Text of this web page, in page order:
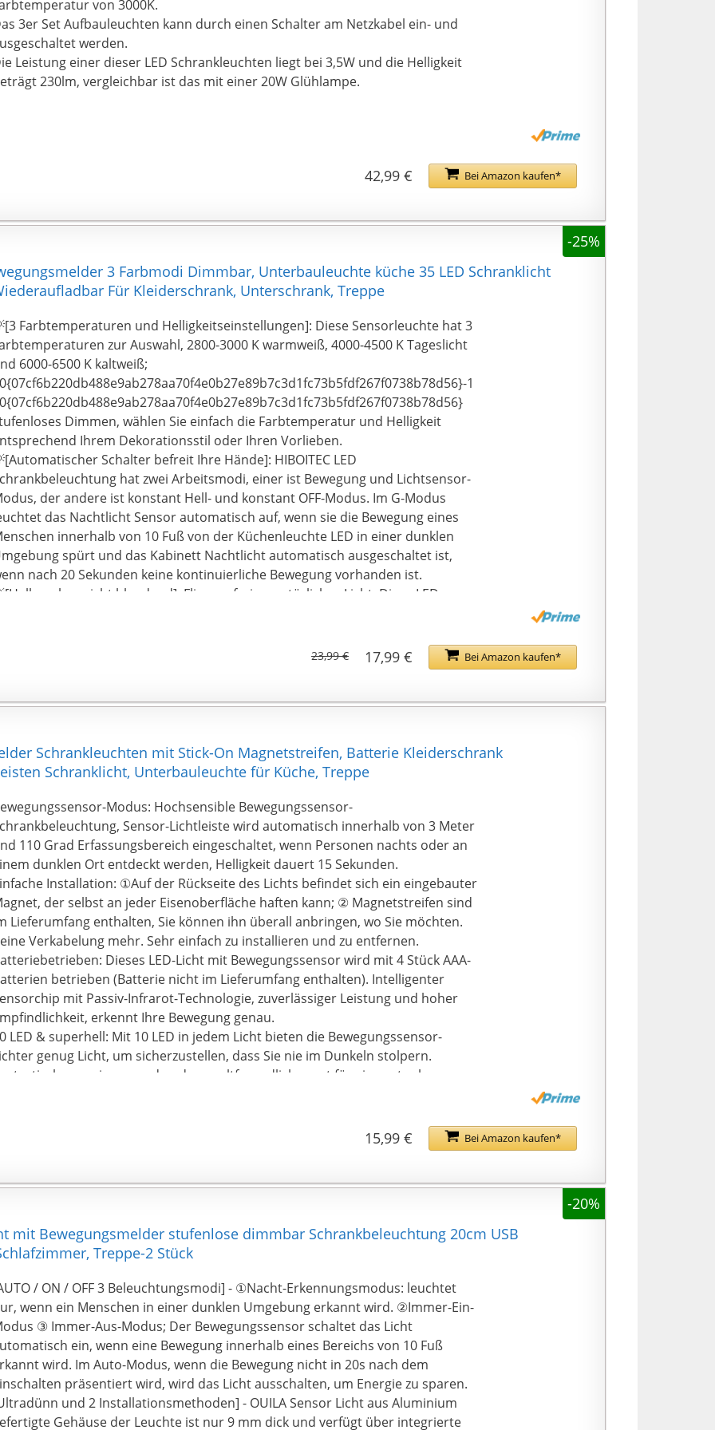
von 3000K.
3er Set Aufbauleuchten kann durch einen Schalter am Netzkabel ein- und
werden.
Leistung einer dieser LED Schrankleuchten liegt bei 3,5W und die Helligkeit
230lm, vergleichbar ist das mit einer 20W Glühlampe.
Bei Amazon kaufen*
42,99 €
-25%
3 Farbmodi Dimmbar, Unterbauleuchte küche 35 LED Schranklicht
Für Kleiderschrank, Unterschrank, Treppe
Farbtemperaturen und Helligkeitseinstellungen]: Diese Sensorleuchte hat 3
zur Auswahl, 2800-3000 K warmweiß, 4000-4500 K Tageslicht
6000-6500 K kaltweiß;
1
Dimmen, wählen Sie einfach die Farbtemperatur und Helligkeit
Ihrem Dekorationsstil oder Ihren Vorlieben.
Schalter befreit Ihre Hände]: HIBOITEC LED
hat zwei Arbeitsmodi, einer ist Bewegung und Lichtsensor-
der andere ist konstant Hell- und konstant OFF-Modus. Im G-Modus
das Nachtlicht Sensor automatisch auf, wenn sie die Bewegung eines
innerhalb von 10 Fuß von der Küchenleuchte LED in einer dunklen
spürt und das Kabinett Nachtlicht automatisch ausgeschaltet ist,
nach 20 Sekunden keine kontinuierliche Bewegung vorhanden ist.
aber nicht blendend]: Flimmerfreies, natürliches Licht. Diese LED-
vermeiden, dass das Licht direkt den Augen ausgesetzt wird. Was Sie also sehen,
ist eine gleichmäßige Beleuchtung, das Licht ist weicher und nicht blendend.
LED Unterbauleuchte Batterie mit größerer Batteriekapazität
LED kann im Dauerlichtmodus bis zu 7 Stunden konstant
und kann Im Induktionsmodus bis zu 1-2 Monate verwendet werden.
Nicht mehr ist AAA-Batterie häufig zu wechseln, was Ressourcen und gleichzeitig
Geld spart!
LEDs, 210lm & Mehr Licht im Sensorschrank]: Mit 35 LEDs für jede Leuchte,
zu 210 Lumen, ist diese Leuchte vergleichbar mit einer Leuchte mit 108 LEDs
dem Markt. Ideal für die Verwendung an Orten, an denen es keine
gibt, z.B Schranktisch, Kleiderschrank, Treppe usw.
Bewegungsmelder sind die beste Wahl für Sie.
kostenloser Ersatz]: Wir bieten Ihnen einen lebenslangen
Ersatzservice. Solange Sie im Laufe der Verwendung
mit dem Produkt haben, können Sie unseren Kundendienst
Nach Bestätigung des Produktproblems und geben Ihnen
die Möglichkeit, ein neues Produkt zu ersetzen. Keine zeitliche
lebenslange Garantie. Wir haben volle Zuversicht für unsere
Bei Amazon kaufen*
17,99 €
23,99 €
Schrankleuchten mit Stick-On Magnetstreifen, Batterie Kleiderschrank
Schranklicht, Unterbauleuchte für Küche, Treppe
Modus: Hochsensible Bewegungssensor-
Sensor-Lichtleiste wird automatisch innerhalb von 3 Meter
110 Grad Erfassungsbereich eingeschaltet, wenn Personen nachts oder an
dunklen Ort entdeckt werden, Helligkeit dauert 15 Sekunden.
Installation: ①Auf der Rückseite des Lichts befindet sich ein eingebauter
der selbst an jeder Eisenoberfläche haften kann; ② Magnetstreifen sind
Lieferumfang enthalten, Sie können ihn überall anbringen, wo Sie möchten.
Verkabelung mehr. Sehr einfach zu installieren und zu entfernen.
Dieses LED-Licht mit Bewegungssensor wird mit 4 Stück AAA-
betrieben (Batterie nicht im Lieferumfang enthalten). Intelligenter
mit Passiv-Infrarot-Technologie, zuverlässiger Leistung und hoher
erkennt Ihre Bewegung genau.
LED & superhell: Mit 10 LED in jedem Licht bieten die Bewegungssensor-
genug Licht, um sicherzustellen, dass Sie nie im Dunkeln stolpern.
energiesparend und umweltfreundlich sorgt für eine extra lange
Schrank, einem Badezimmer bei Nacht, einem Keller, einem Schuppen, einer
Treppe, einer Schublade, einem Unterschrank, einer Speisekammer, einem
einem Keller, einem Flur, einem Flur platziert werden. Kopfteil oder
Bei Amazon kaufen*
15,99 €
-20%
mit Bewegungsmelder stufenlose dimmbar Schrankbeleuchtung 20cm USB
Treppe-2 Stück
/ ON / OFF 3 Beleuchtungsmodi] - ①Nacht-Erkennungsmodus: leuchtet
wenn ein Menschen in einer dunklen Umgebung erkannt wird. ②Immer-Ein-
③ Immer-Aus-Modus; Der Bewegungssensor schaltet das Licht
ein, wenn eine Bewegung innerhalb eines Bereichs von 10 Fuß
wird. Im Auto-Modus, wenn die Bewegung nicht in 20s nach dem
präsentiert wird, wird das Licht ausschalten, um Energie zu sparen.
und 2 Installationsmethoden] - OUILA Sensor Licht aus Aluminium
Gehäuse der Leuchte ist nur 9 mm dick und verfügt über integrierte